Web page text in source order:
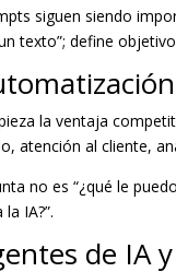
siguen siendo
texto”; define
la ventaja
atención al cliente,
no es “¿qué le
IA?”.
de IA